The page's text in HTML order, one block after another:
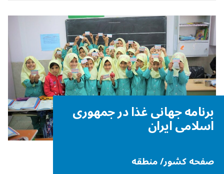
برنامه جهانی غذا در جمهوری
اسلامی ایران
صفحه کشور/ منطقه